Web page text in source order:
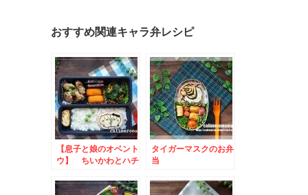
おすすめ関連キャラ弁レシピ
【息子と娘のオベント
ウ】 ちいかわとハチ
タイガーマスクのお弁
当